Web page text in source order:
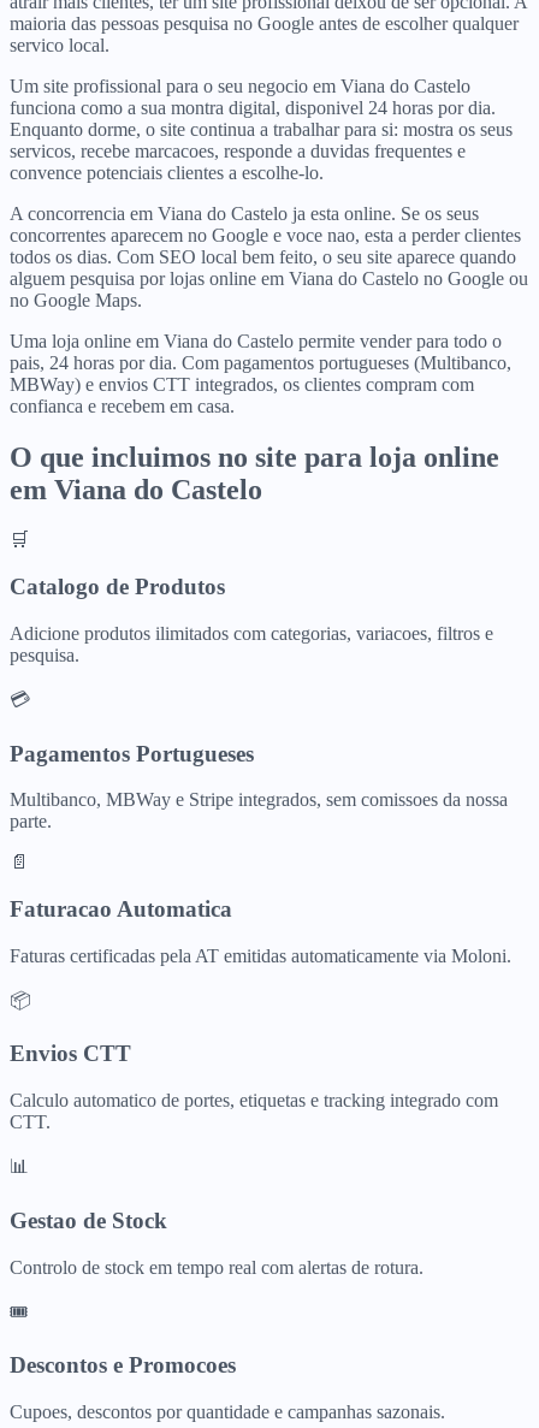
maioria das pessoas pesquisa no Google antes de escolher qualquer
servico local.
Um site profissional para o seu negocio em Viana do Castelo
funciona como a sua montra digital, disponivel 24 horas por dia.
Enquanto dorme, o site continua a trabalhar para si: mostra os seus
servicos, recebe marcacoes, responde a duvidas frequentes e
convence potenciais clientes a escolhe-lo.
A concorrencia em Viana do Castelo ja esta online. Se os seus
concorrentes aparecem no Google e voce nao, esta a perder clientes
todos os dias. Com SEO local bem feito, o seu site aparece quando
alguem pesquisa por lojas online em Viana do Castelo no Google ou
no Google Maps.
Uma loja online em Viana do Castelo permite vender para todo o
pais, 24 horas por dia. Com pagamentos portugueses (Multibanco,
MBWay) e envios CTT integrados, os clientes compram com
confianca e recebem em casa.
O que incluimos no site para loja online
em Viana do Castelo
🛒
Catalogo de Produtos
Adicione produtos ilimitados com categorias, variacoes, filtros e
pesquisa.
💳
Pagamentos Portugueses
Multibanco, MBWay e Stripe integrados, sem comissoes da nossa
parte.
📄
Faturacao Automatica
Faturas certificadas pela AT emitidas automaticamente via Moloni.
📦
Envios CTT
Calculo automatico de portes, etiquetas e tracking integrado com
CTT.
📊
Gestao de Stock
Controlo de stock em tempo real com alertas de rotura.
🎟️
Descontos e Promocoes
Cupoes, descontos por quantidade e campanhas sazonais.